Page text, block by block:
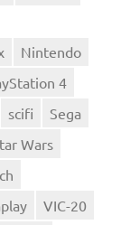
Nintendo
4
scifi
Sega
Wars
VIC-20